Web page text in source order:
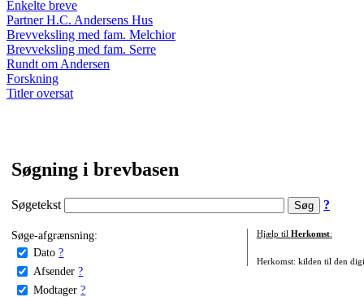
Enkelte breve
Partner H.C. Andersens Hus
Brevveksling med fam. Melchior
Brevveksling med fam. Serre
Rundt om Andersen
Forskning
Titler oversat
Søgning i brevbasen
Søgetekst ?
Søge-afgrænsning:
Dato ?
Afsender ?
Modtager ?
Hjælp til Herkomst:
Herkomst: kilden til den